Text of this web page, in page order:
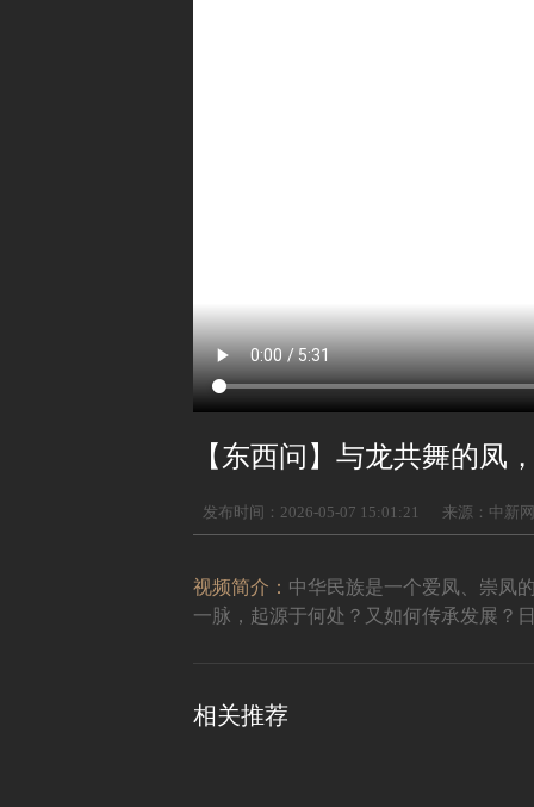
【东西问】与龙共舞的凤
发布时间：2026-05-07 15:01:21 来源：中新网
视频简介： 中华民族是一个爱凤、崇凤
一脉，起源于何处？又如何传承发展？
相关推荐